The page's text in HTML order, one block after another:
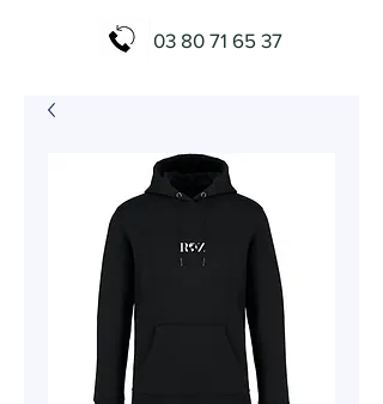
03 80 71 65 37